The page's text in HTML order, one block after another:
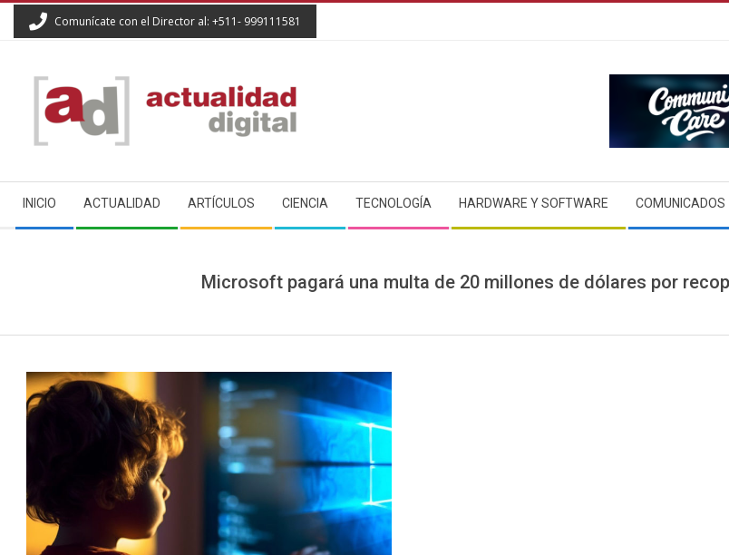
Comunícate con el Director al: +511- 999111581
ACTUALIDAD
DIGITAL
Navigation
Menu
INICIO ACTUALIDAD ARTÍCULOS CIENCIA TECNOLOGÍA HARDWARE Y SOFTWARE COMUNICADOS
Microsoft pagará una multa de 20 millones de dólares por